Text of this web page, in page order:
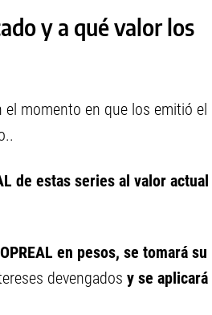
y a qué valor los
el momento en que los emitió el
de estas series al valor actual
en pesos, se tomará su
devengados y se aplicará